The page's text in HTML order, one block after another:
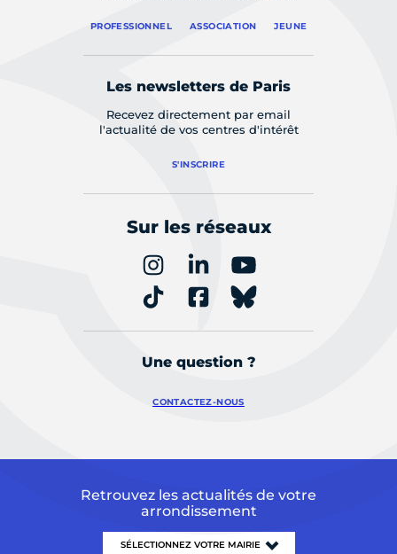
PROFESSIONNEL ASSOCIATION JEUNE
Les newsletters de Paris
Recevez directement par email
l'actualité de vos centres d'intérêt
S'INSCRIRE
Sur les réseaux
Une question ?
CONTACTEZ-NOUS
Retrouvez les actualités de votre
arrondissement